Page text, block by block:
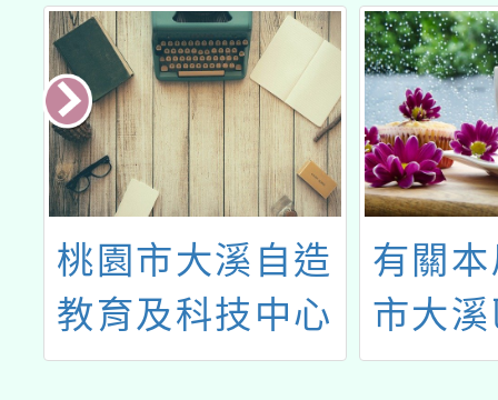
桃園市大溪自造
教育及科技中心
九月份教師研習
有關
市大
民小